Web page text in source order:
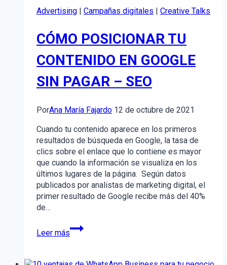
marketing?
Advertising | Campañas digitales | Creative Talks
CÓMO POSICIONAR TU
CONTENIDO EN GOOGLE
SIN PAGAR – SEO
PorAna María Fajardo 12 de octubre de 2021
Cuando tu contenido aparece en los primeros
resultados de búsqueda en Google, la tasa de
clics sobre el enlace que lo contiene es mayor
que cuando la información se visualiza en los
últimos lugares de la página. Según datos
publicados por analistas de marketing digital, el
primer resultado de Google recibe más del 40%
de…
Leer más
CÓMO
POSICIONAR
CONTENIDO